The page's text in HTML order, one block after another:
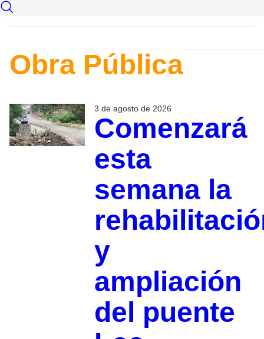
Obra Pública
3 de agosto de 2026
Comenzará
esta
semana la
y
ampliación
del puente